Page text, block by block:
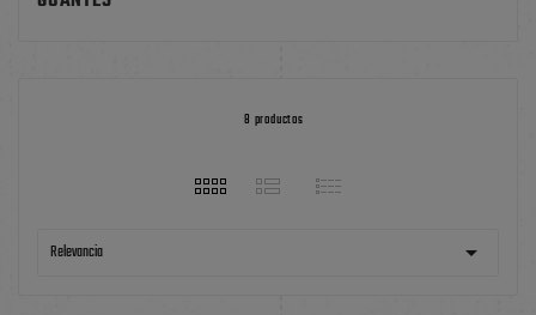
8 productos
Relevancia 